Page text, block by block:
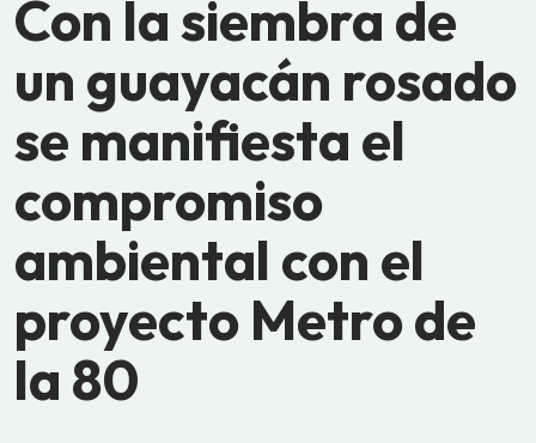
Con la siembra de
un guayacán rosado
se manifiesta el
compromiso
ambiental con el
proyecto Metro de
la 80